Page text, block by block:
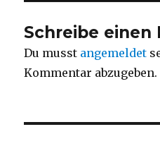
Schreibe einen
Du musst angemeldet
Kommentar abzugeben.